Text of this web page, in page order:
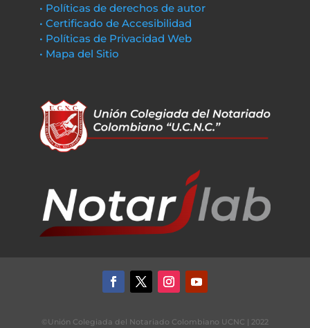
• Políticas de derechos de autor
• Certificado de Accesibilidad
• Políticas de Privacidad Web
• Mapa del Sitio
©Unión Colegiada del Notariado Colombiano UCNC | 2022